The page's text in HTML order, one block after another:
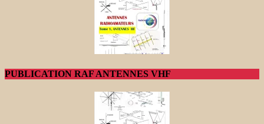
PUBLICATION RAF ANTENNES VHF